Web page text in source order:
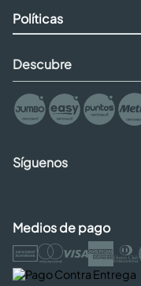
Políticas
Descubre
Síguenos
Medios de pago